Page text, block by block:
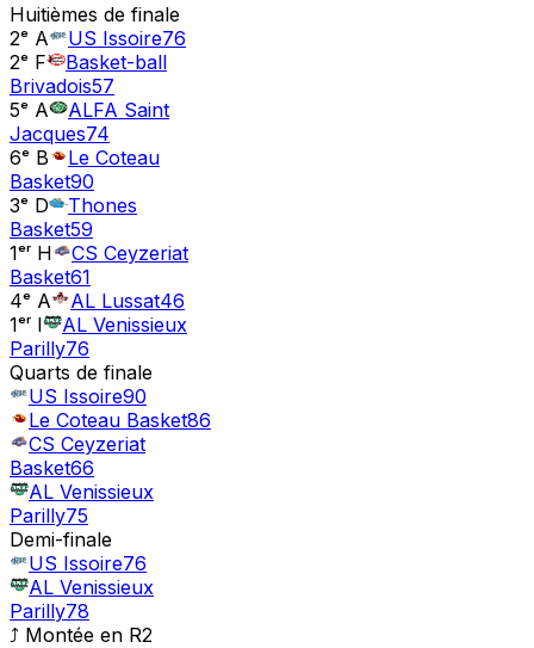
Huitièmes de finale
2ᵉ A
US Issoire76
2ᵉ F
Basket-ball
Brivadois57
5ᵉ A
ALFA Saint
Jacques74
6ᵉ B
Le Coteau
Basket90
3ᵉ D
Thones
Basket59
1ᵉʳ H
CS Ceyzeriat
Basket61
4ᵉ A
AL Lussat46
1ᵉʳ I
AL Venissieux
Parilly76
Quarts de finale
US Issoire90
Le Coteau Basket86
CS Ceyzeriat
Basket66
AL Venissieux
Parilly75
Demi-finale
US Issoire76
AL Venissieux
Parilly78
⤴ Montée en R2